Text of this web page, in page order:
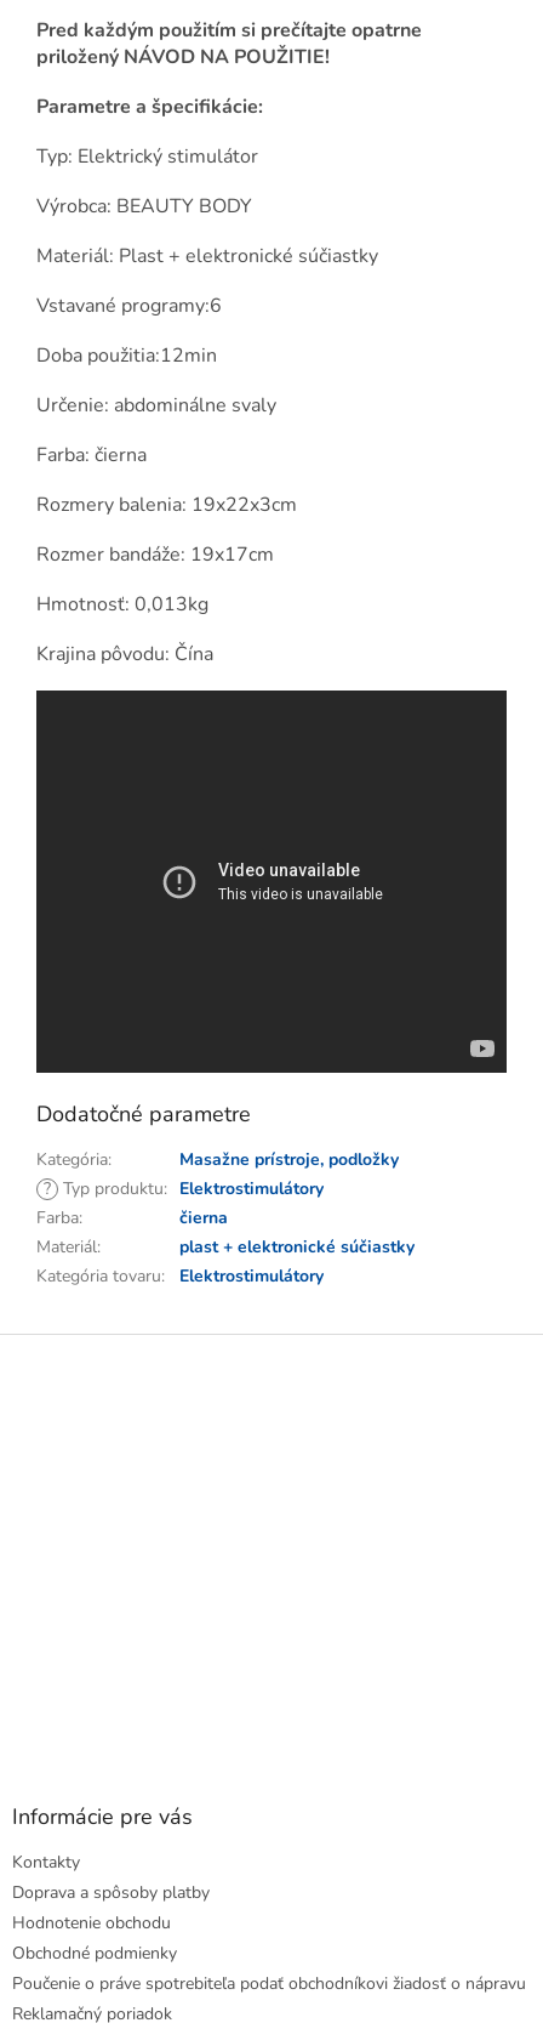
Pred každým použitím si prečítajte opatrne
priložený NÁVOD NA POUŽITIE!
Parametre a špecifikácie:
Typ: Elektrický stimulátor
Výrobca: BEAUTY BODY
Materiál: Plast + elektronické súčiastky
Vstavané programy:6
Doba použitia:12min
Určenie: abdominálne svaly
Farba: čierna
Rozmery balenia: 19x22x3cm
Rozmer bandáže: 19x17cm
Hmotnosť: 0,013kg
Krajina pôvodu: Čína
Dodatočné parametre
Kategória:
Masažne prístroje, podložky
? Typ produktu: Elektrostimulátory
Farba:
čierna
Materiál:
plast + elektronické súčiastky
Kategória tovaru: Elektrostimulátory
Z
Informácie pre vás
Kontakty
Doprava a spôsoby platby
Hodnotenie obchodu
Obchodné podmienky
Poučenie o práve spotrebiteľa podať obchodníkovi žiadosť o nápravu
Reklamačný poriadok